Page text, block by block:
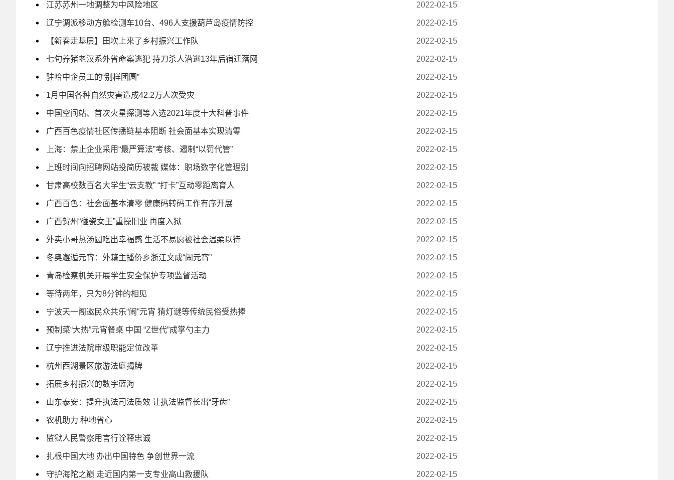
江苏苏州一地调整为中风险地区 2022-02-15
辽宁调派移动方舱检测车10台、496人支援葫芦岛疫情防控 2022-02-15
【新春走基层】田坎上来了乡村振兴工作队 2022-02-15
七旬养猪老汉系外省命案逃犯 持刀杀人潜逃13年后宿迁落网 2022-02-15
驻哈中企员工的“别样团圆” 2022-02-15
1月中国各种自然灾害造成42.2万人次受灾 2022-02-15
中国空间站、首次火星探测等入选2021年度十大科普事件 2022-02-15
广西百色疫情社区传播链基本阻断 社会面基本实现清零 2022-02-15
上海：禁止企业采用“最严算法”考核、遏制“以罚代管” 2022-02-15
上班时间向招聘网站投简历被裁 媒体：职场数字化管理别 2022-02-15
甘肃高校数百名大学生“云支教” “打卡”互动零距离育人 2022-02-15
广西百色：社会面基本清零 健康码转码工作有序开展 2022-02-15
广西贺州“碰瓷女王”重操旧业 再度入狱 2022-02-15
外卖小哥热汤圆吃出幸福感 生活不易愿被社会温柔以待 2022-02-15
冬奥邂逅元宵：外籍主播侨乡浙江文成“闹元宵” 2022-02-15
青岛检察机关开展学生安全保护专项监督活动 2022-02-15
等待两年，只为8分钟的相见 2022-02-15
宁波天一阁邀民众共乐“闹”元宵 猜灯谜等传统民俗受热捧 2022-02-15
预制菜“大热”元宵餐桌 中国 “Z世代”成掌勺主力 2022-02-15
辽宁推进法院审级职能定位改革 2022-02-15
杭州西湖景区旅游法庭揭牌 2022-02-15
拓展乡村振兴的数字蓝海 2022-02-15
山东泰安：提升执法司法质效 让执法监督长出“牙齿” 2022-02-15
农机助力 种地省心 2022-02-15
监狱人民警察用言行诠释忠诚 2022-02-15
扎根中国大地 办出中国特色 争创世界一流 2022-02-15
守护海陀之巅 走近国内第一支专业高山救援队 2022-02-15